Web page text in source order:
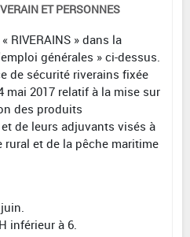
ET PERSONNES
RIVERAINS » dans la
générales » ci-dessus.
de sécurité riverains fixée
mai 2017 relatif à la mise sur
des produits
de leurs adjuvants visés à
rural et de la pêche maritime
inférieur à 6.